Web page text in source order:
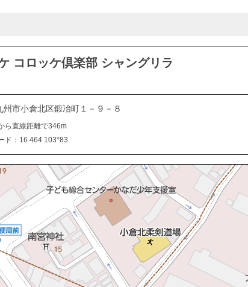
コロッケ倶楽部 シャングリラ
州市小倉北区鍛冶町１－９－８
ら直線距離で346m
ド：16 464 103*83